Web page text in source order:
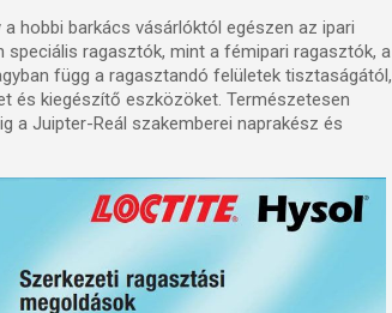
hobbi barkács vásárlóktól egészen az ipari
ragasztók, mint a fémipari ragasztók, a
függ a ragasztandó felületek tisztaságától,
és kiegészítő eszközöket. Természetesen
a Juipter-Reál szakemberei naprakész és